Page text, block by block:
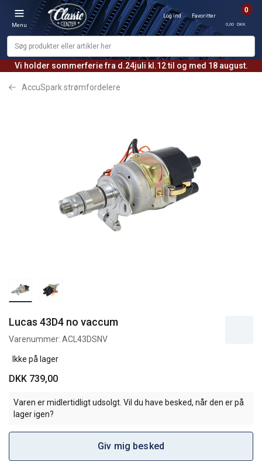
Vi holder sommerferie fra d.24juli kl.12 til og med 18 august.
Menu
Log ind Favoritter
0
0,00 DKK
AccuSpark strømfordelere
Lucas 43D4 no vaccum
Varenummer: ACL43DSNV
Ikke på lager
DKK 739,00
Varen er midlertidligt udsolgt. Vil du have besked, når den er på
lager igen?
Giv mig besked